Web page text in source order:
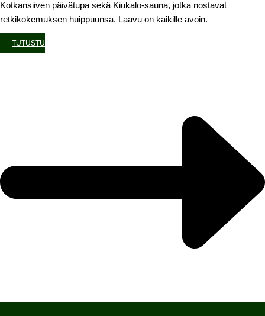
Kotkansiiven päivätupa sekä Kiukalo-sauna, jotka nostavat
retkikokemuksen huippuunsa. Laavu on kaikille avoin.
TUTUSTU